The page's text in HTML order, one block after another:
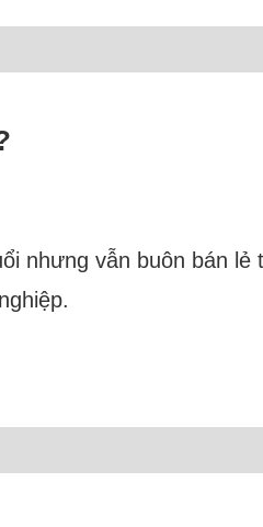
nhưng vẫn buôn bán lẻ